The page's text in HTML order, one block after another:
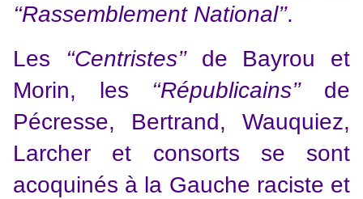
‘‘Rassemblement National’’.
Les ‘‘Centristes’’de Bayrou et
Morin, les ‘‘Républicains’’de
Pécresse, Bertrand, Wauquiez,
Larcher et consorts se sont
acoquinés à la Gauche raciste et